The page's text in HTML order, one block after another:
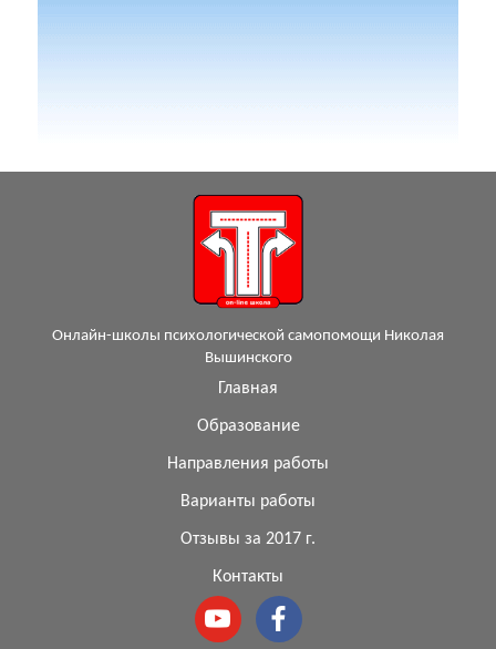
Онлайн-школы психологической самопомощи Николая
Вышинского
Главная
Образование
Направления работы
Варианты работы
Отзывы за 2017 г.
Контакты